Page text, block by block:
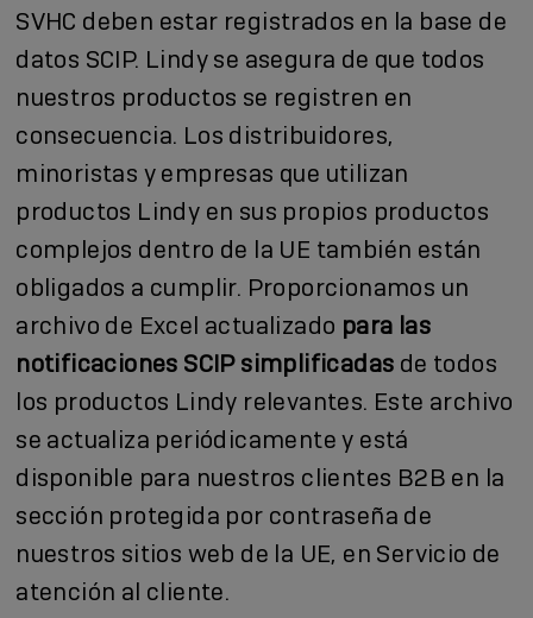
SVHC deben estar registrados en la base de
datos SCIP. Lindy se asegura de que todos
nuestros productos se registren en
consecuencia. Los distribuidores,
minoristas y empresas que utilizan
productos Lindy en sus propios productos
complejos dentro de la UE también están
obligados a cumplir. Proporcionamos un
archivo de Excel actualizado para las
notificaciones SCIP simplificadas de todos
los productos Lindy relevantes. Este archivo
se actualiza periódicamente y está
disponible para nuestros clientes B2B en la
sección protegida por contraseña de
nuestros sitios web de la UE, en Servicio de
atención al cliente.